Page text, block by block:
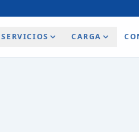
SERVICIOS CARGA